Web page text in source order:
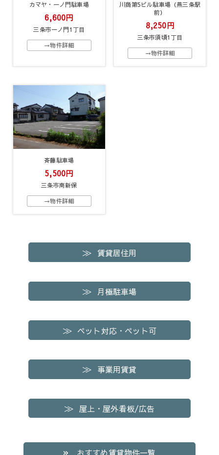
カマヤ・一ノ門駐車場
6,600円
三条市一ノ門1丁目
→物件詳細
川商第5ビル駐車場（燕三条駅
前）
8,250円
三条市須頃1丁目
→物件詳細
斉藤駐車場
5,500円
三条市南新保
→物件詳細
賃貸居住用
月極駐車場
ペット対応・ペット可
事業用賃貸
屋上・屋外看板/広告
おすすめ賃貸物件一覧